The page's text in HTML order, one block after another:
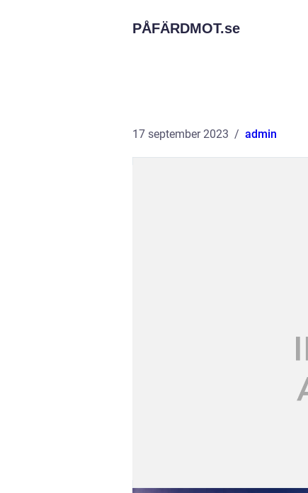
PÅFÄRDMOT.se
17 september 2023 admin